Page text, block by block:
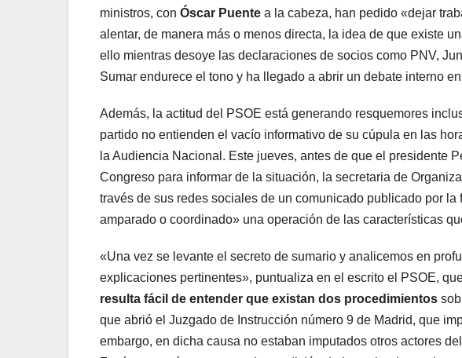
ministros, con Óscar Puente a la cabeza, han pedido «dejar
alentar, de manera más o menos directa, la idea de que existe
ello mientras desoye las declaraciones de socios como PNV,
Sumar endurece el tono y ha llegado a abrir un debate interno
Además, la actitud del PSOE está generando resquemores
partido no entienden el vacío informativo de su cúpula en las
la Audiencia Nacional. Este jueves, antes de que el presidente
Congreso para informar de la situación, la secretaria de
través de sus redes sociales de un comunicado publicado por
amparado o coordinado» una operación de las características
«Una vez se levante el secreto de sumario y analicemos en
explicaciones pertinentes», puntualiza en el escrito el PSOE,
resulta fácil de entender que existan dos procedimientos
que abrió el Juzgado de Instrucción número 9 de Madrid, que
embargo, en dicha causa no estaban imputados otros actores